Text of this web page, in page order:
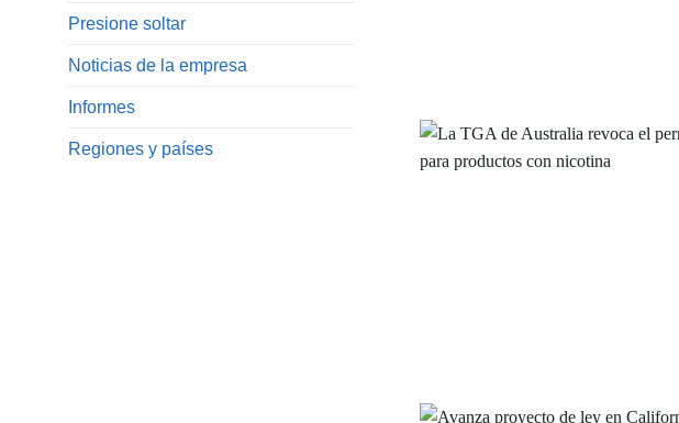
Presione soltar
Noticias de la empresa
Informes
Regiones y países